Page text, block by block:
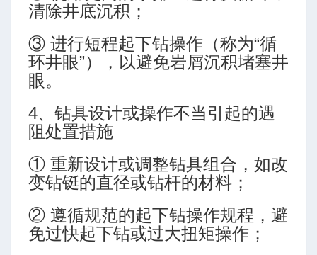
键技术清除井底沉积；
③ 进行短程起下钻操作（称为“循
环井眼”），以避免岩屑沉积堵塞井
眼。
4、钻具设计或操作不当引起的遇
阻处置措施
① 重新设计或调整钻具组合，如改
变钻铤的直径或钻杆的材料；
② 遵循规范的起下钻操作规程，避
免过快起下钻或过大扭矩操作；